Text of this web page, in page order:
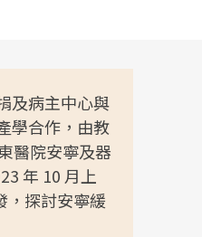
及病主中心與
學合作，由教
醫院安寧及器
年 10 月上
，探討安寧緩
前往專題
前往專題
前往專題